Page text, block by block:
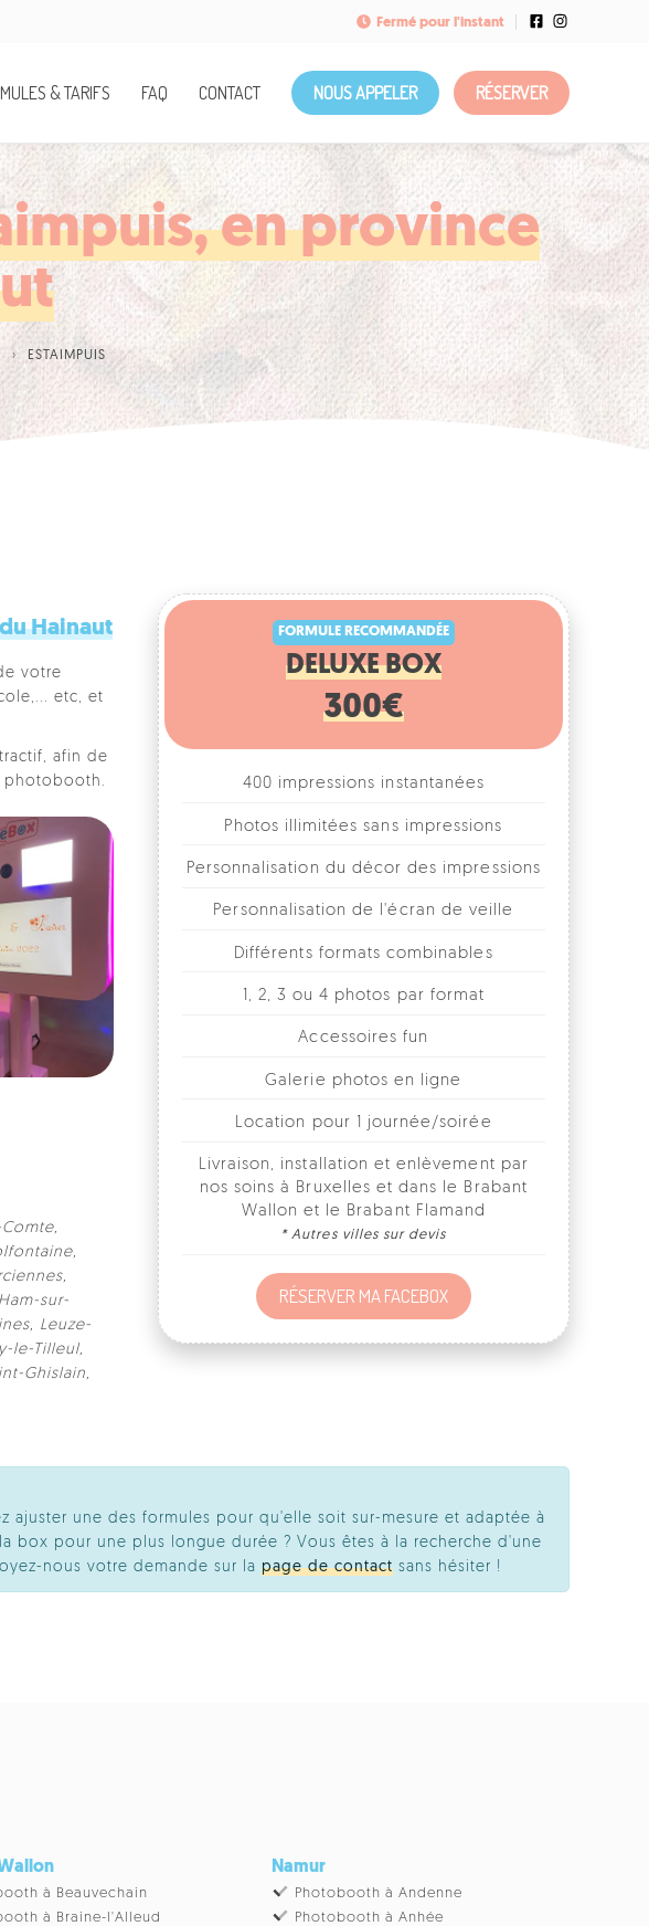
Fermé pour l'instant
& TARIFS FAQ CONTACT NOUS APPELER RÉSERVER
en province
ESTAIMPUIS
Hainaut
votre
etc, et
afin de
photobooth.
,
,
,
Ham-sur-
, Leuze-
le-Tilleul,
Ghislain,
FORMULE RECOMMANDÉE
DELUXE BOX
300€
400 impressions instantanées
Photos illimitées sans impressions
Personnalisation du décor des impressions
Personnalisation de l'écran de veille
Différents formats combinables
1, 2, 3 ou 4 photos par format
Accessoires fun
Galerie photos en ligne
Location pour 1 journée/soirée
Livraison, installation et enlèvement par
nos soins à Bruxelles et dans le Brabant
Wallon et le Brabant Flamand
RÉSERVER MA FACEBOX
ajuster une des formules pour qu'elle soit sur-mesure et adaptée à
box pour une plus longue durée ? Vous êtes à la recherche d'une
nous votre demande sur la page de contact sans hésiter !
à Beauvechain
à Braine-l'Alleud
Namur
Photobooth à Andenne
Photobooth à Anhée